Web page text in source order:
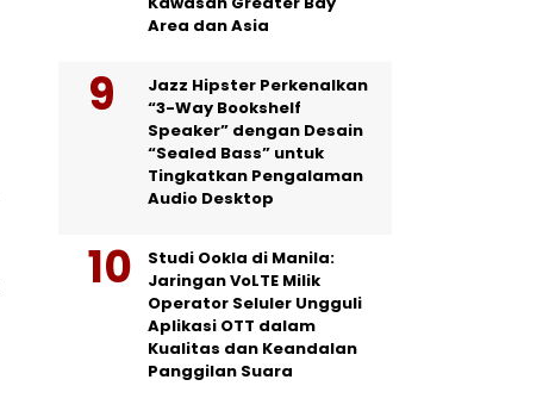
Area dan Asia
Jazz Hipster Perkenalkan
“3-Way Bookshelf
Speaker” dengan Desain
“Sealed Bass” untuk
Tingkatkan Pengalaman
Audio Desktop
Studi Ookla di Manila:
Jaringan VoLTE Milik
Operator Seluler Ungguli
Aplikasi OTT dalam
Kualitas dan Keandalan
Panggilan Suara